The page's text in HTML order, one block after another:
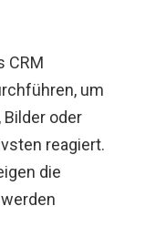
CRM
um
oder
reagiert.
die